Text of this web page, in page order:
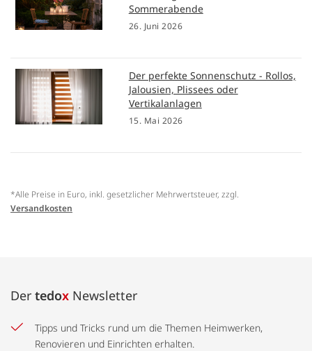
Sommerabende
26. Juni 2026
Der perfekte Sonnenschutz - Rollos,
Jalousien, Plissees oder
Vertikalanlagen
15. Mai 2026
*Alle Preise in Euro, inkl. gesetzlicher Mehrwertsteuer, zzgl.
Versandkosten
Der tedox Newsletter
Tipps und Tricks rund um die Themen Heimwerken,
Renovieren und Einrichten erhalten.